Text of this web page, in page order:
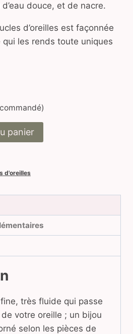
douce, et de nacre.
d’oreilles est façonnée
les rends toute uniques
panier
d'oreilles
très fluide qui passe
votre oreille ; un bijou
selon les pièces de